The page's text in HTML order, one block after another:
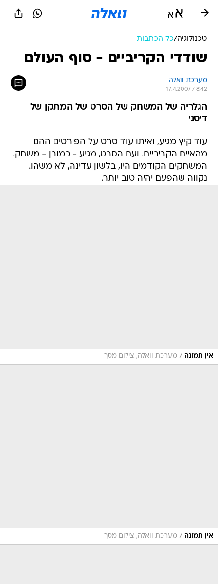
טכנולוגיה/כל הכתבות
שודדי הקריביים - סוף העולם
מערכת וואלה
17.4.2007 / 8:42
הגלריה של המשחק של הסרט של המתקן של
דיסני
עוד קיץ מגיע, ואיתו עוד סרט על הפירטים ההם
מהאיים הקריביים. ועם הסרט, מגיע - כמובן - משחק.
המשחקים הקודמים היו, בלשון עדינה, לא משהו.
נקווה שהפעם יהיה טוב יותר.
אין תמונה / מערכת וואלה, צילום מסך
אין תמונה / מערכת וואלה, צילום מסך